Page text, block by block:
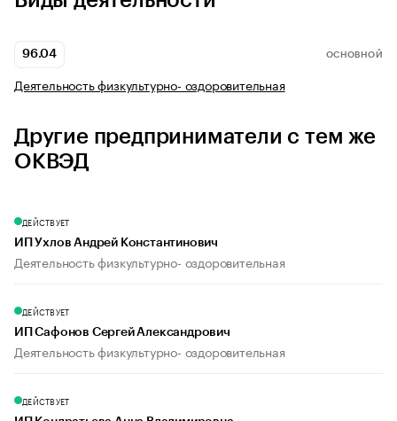
96.04 ОСНОВНОЙ
Деятельность физкультурно- оздоровительная
Другие предприниматели с тем же
ОКВЭД
ДЕЙСТВУЕТ
ИП Ухлов Андрей Константинович
Деятельность физкультурно- оздоровительная
ДЕЙСТВУЕТ
ИП Сафонов Сергей Александрович
Деятельность физкультурно- оздоровительная
ДЕЙСТВУЕТ